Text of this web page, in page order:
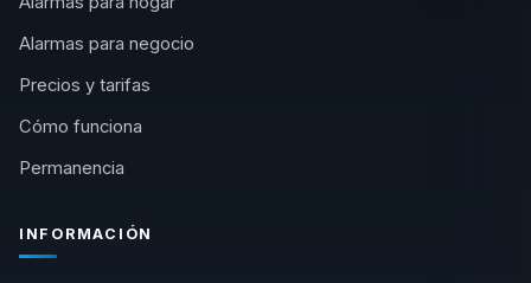
Alarmas para negocio
Precios y tarifas
Cómo funciona
Permanencia
INFORMACIÓN